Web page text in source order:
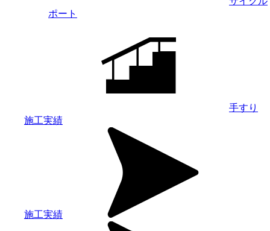
ポート
手すり
施工実績
施工実績